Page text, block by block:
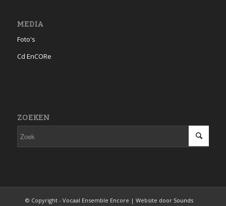
MEDIA
Foto's
Cd EnCORe
ZOEKEN
© Copyright - Vocaal Ensemble Encore | Website door Sounds